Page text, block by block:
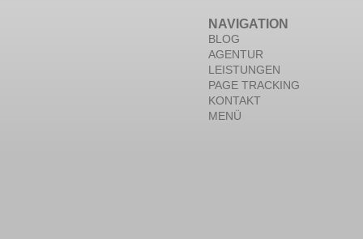
NAVIGATION
BLOG
AGENTUR
LEISTUNGEN
PAGE TRACKING
KONTAKT
MENÜ